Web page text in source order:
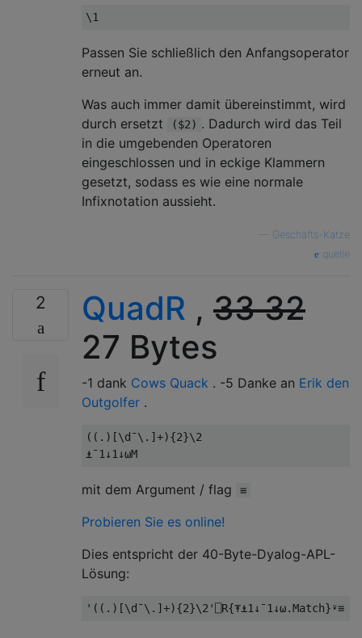
\1
Passen Sie schließlich den Anfangsoperator
erneut an.
Was auch immer damit übereinstimmt, wird
durch ersetzt
($2) . Dadurch wird das Teil
in die umgebenden Operatoren
eingeschlossen und in eckige Klammern
gesetzt, sodass es wie eine normale
Infixnotation aussieht.
Geschäfts-Katze
quelle
2 QuadR , 3332
27 Bytes
-1 dank Cows Quack . -5 Danke an Erik den
Outgolfer .
((.)[\d ¯\. ]+){2}
⍎¯1 ↓1 ↓⍵M
mit dem Argument / flag ≡
Probieren Sie es online!
Dies entspricht der 40-Byte-Dyalog-APL-
Lösung:
'((.)[\d¯\.]+){2}\2' R{⍕⍎1 ↓¯1 ↓⍵.Match}⍣≡